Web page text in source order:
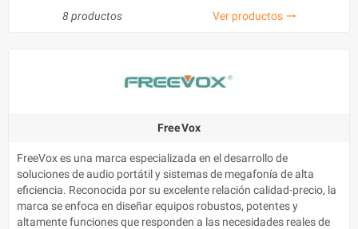
8 productos Ver productos trending_flat
FreeVox
FreeVox es una marca especializada en el desarrollo de
soluciones de audio portátil y sistemas de megafonía de alta
eficiencia. Reconocida por su excelente relación calidad-precio, la
marca se enfoca en diseñar equipos robustos, potentes y
altamente funciones que responden a las necesidades reales de